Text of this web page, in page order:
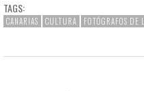
TAGS:
CANARIAS CULTURA FOTÓGRAFOS